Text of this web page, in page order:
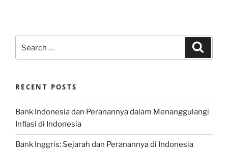
for:
RECENT POSTS
Bank Indonesia dan Peranannya dalam Menanggulangi
Inflasi di Indonesia
Bank Inggris: Sejarah dan Peranannya di Indonesia